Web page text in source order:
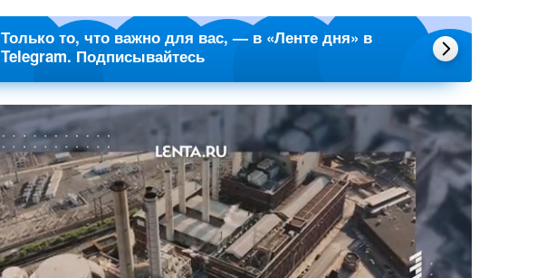
Только то, что важно для вас, — в «Ленте дня» в
Telegram. Подписывайтесь